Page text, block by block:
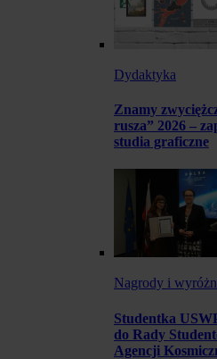
Dydaktyka
Znamy
rusza” 2026 –
studia graficzne
Nagrody i
Studentka
do Rady
Agencji